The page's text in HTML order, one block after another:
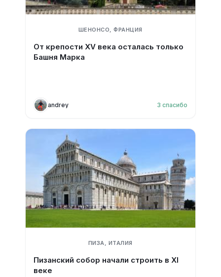
ШЕНОНСО, ФРАНЦИЯ
От крепости XV века осталась только
Башня Марка
andrey 3 спасибо
ПИЗА, ИТАЛИЯ
Пизанский собор начали строить в XI
веке